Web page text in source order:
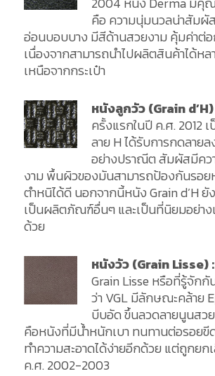
คือ ความนุ่มนวลน่าสัมผั
อ่อนบอบบาง มีสีด้านสวยงาม คุ้มค่าต่
เนื่องจากสามารถนำไปผลิตสินค้าได้ห
เหนือจากกระเป๋า
หนังลูกวัว (Grain
ครั้งแรกในปี ค.ศ. 2012
ลาย H ได้รับการกดลาย
อย่างปราณีต สัมผัสมีคว
งาม พื้นผิวของมันสามารถป้องกันรอย
ตำหนิได้ดี นอกจากนี้หนัง Grain d’H
เป็นผลิตภัณฑ์อื่นๆ และเป็นที่นิยมอย่า
ด้วย
หนังวัว (Grain Lisse) :
Grain Lisse หรือที่รู้จัก
ว่า VGL มีลักษณะคล้าย
บีบอัด ขึ้นลวดลายนูนสว
คือหนังที่มีน้ำหนักเบา ทนทานต่อรอยขี
ทำความสะอาดได้ง่ายอีกด้วย แต่ถูกยก
ค.ศ. 2002-2003